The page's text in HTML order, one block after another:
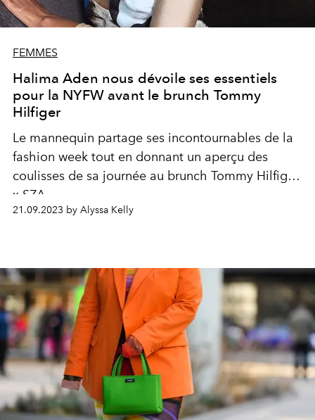
FEMMES
Halima Aden nous dévoile ses essentiels
pour la NYFW avant le brunch Tommy
Hilfiger
Le mannequin partage ses incontournables de la
fashion week tout en donnant un aperçu des
coulisses de sa journée au brunch Tommy Hilfiger
x SZA.
21.09.2023 by Alyssa Kelly